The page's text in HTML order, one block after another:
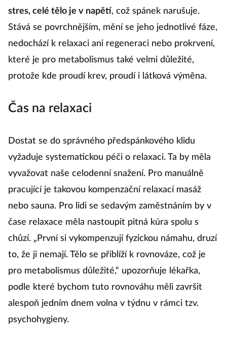
stres, celé tělo je v napětí, což spánek narušuje.
Stává se povrchnějším, mění se jeho jednotlivé fáze,
nedochází k relaxaci ani regeneraci nebo prokrvení,
které je pro metabolismus také velmi důležité,
protože kde proudí krev, proudí i látková výměna.
Čas na relaxaci
Dostat se do správného předspánkového klidu
vyžaduje systematickou péči o relaxaci. Ta by měla
vyvažovat naše celodenní snažení. Pro manuálně
pracující je takovou kompenzační relaxací masáž
nebo sauna. Pro lidi se sedavým zaměstnáním by v
čase relaxace měla nastoupit pitná kúra spolu s
chůzí. „První si vykompenzují fyzickou námahu, druzí
to, že ji nemají. Tělo se přiblíží k rovnováze, což je
pro metabolismus důležité,“ upozorňuje lékařka,
podle které bychom tuto rovnováhu měli završit
alespoň jedním dnem volna v týdnu v rámci tzv.
psychohygieny.